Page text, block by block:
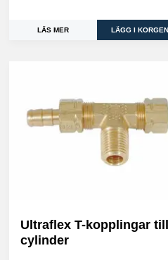
LÄS MER
Ultraflex T-kopplingar till
cylinder